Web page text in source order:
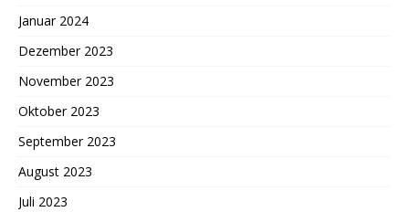
Januar 2024
Dezember 2023
November 2023
Oktober 2023
September 2023
August 2023
Juli 2023